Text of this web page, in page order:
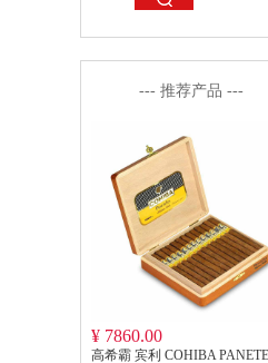
--- 推荐产品 ---
¥ 7860.00